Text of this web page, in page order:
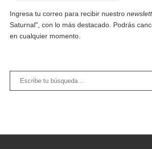
Ingresa tu correo para recibir nuestro
Saturnal", con lo más destacado. Podrás
en cualquier momento.